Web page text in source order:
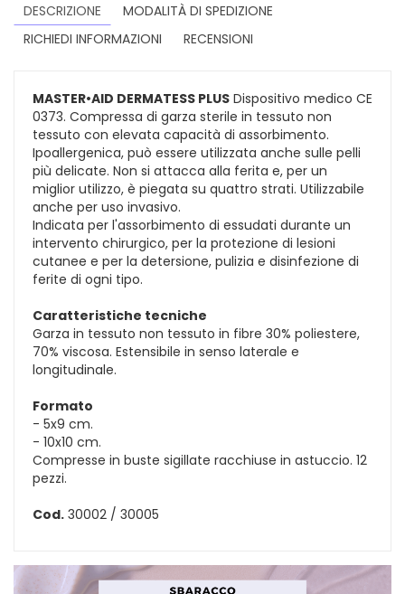
DESCRIZIONE
MODALITÀ DI SPEDIZIONE
RICHIEDI INFORMAZIONI
RECENSIONI
MASTER•AID DERMATESS PLUS Dispositivo medico CE
0373. Compressa di garza sterile in tessuto non
tessuto con elevata capacità di assorbimento.
Ipoallergenica, può essere utilizzata anche sulle pelli
più delicate. Non si attacca alla ferita e, per un
miglior utilizzo, è piegata su quattro strati. Utilizzabile
anche per uso invasivo.
Indicata per l'assorbimento di essudati durante un
intervento chirurgico, per la protezione di lesioni
cutanee e per la detersione, pulizia e disinfezione di
ferite di ogni tipo.
Caratteristiche tecniche
Garza in tessuto non tessuto in fibre 30% poliestere,
70% viscosa. Estensibile in senso laterale e
longitudinale.
Formato
- 5x9 cm.
- 10x10 cm.
Compresse in buste sigillate racchiuse in astuccio. 12
pezzi.
Cod. 30002 / 30005